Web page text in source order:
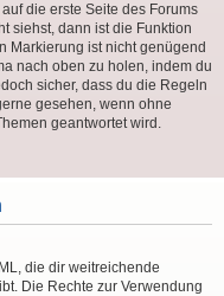
die erste Seite des Forums
siehst, dann ist die Funktion
Markierung ist nicht genügend
nach oben zu holen, indem du
sicher, dass du die Regeln
gesehen, wenn ohne
geantwortet wird.
die dir weitreichende
Die Rechte zur Verwendung